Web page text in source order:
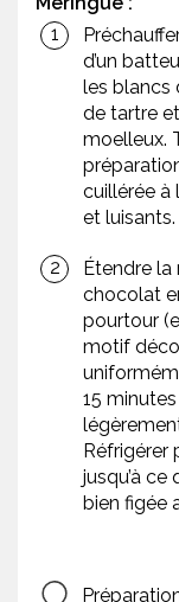
d’un
les blancs
de tartre
moelleux.
cuillérée à
et luisants.
Étendre la
chocolat
pourtour
motif
15
Réfrigérer
jusqu’à
bien figée